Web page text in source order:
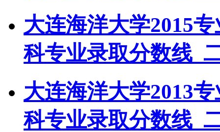
大连海洋大学2015
科专业录取分数线_
大连海洋大学2013
科专业录取分数线_